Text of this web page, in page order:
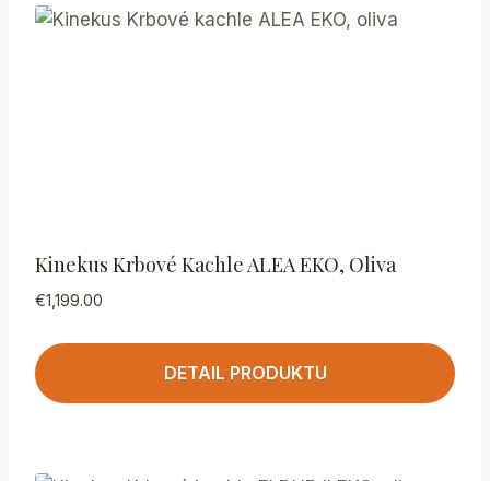
Kinekus Krbové Kachle ALEA EKO, Oliva
€1,199.00
DETAIL PRODUKTU